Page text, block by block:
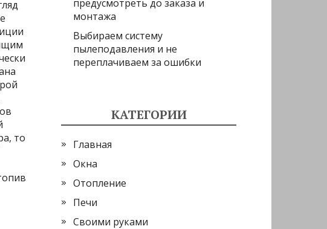
то
предусмотреть до заказа и
монтажа
Выбираем систему
пылеподавления и не
переплачиваем за ошибки
КАТЕГОРИИ
Главная
Окна
Отопление
Печи
Своими руками